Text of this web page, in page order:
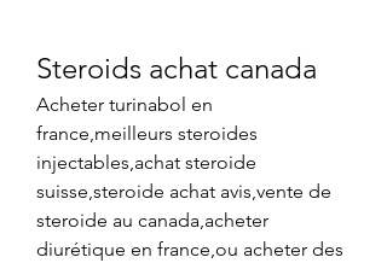
Steroids achat canada
Acheter turinabol en
france,meilleurs steroides
injectables,achat steroide
suisse,steroide achat avis,vente de
steroide au canada,acheter
diurétique en france,ou acheter des